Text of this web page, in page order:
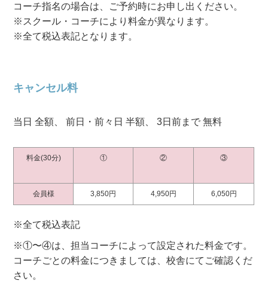
コーチ指名の場合は、ご予約時にお申し出ください。
※スクール・コーチにより料金が異なります。
※全て税込表記となります。
キャンセル料
当日 全額、 前日・前々日 半額、 3日前まで 無料
料金(30分) ① ② ③
会員様 3,850円 4,950円 6,050円
※全て税込表記
※①〜④は、担当コーチによって設定された料金です。
コーチごとの料金につきましては、校舎にてご確認くだ
さい。